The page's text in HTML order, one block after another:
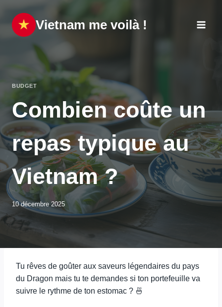
contenu
Vietnam me voilà !
BUDGET
Combien coûte un
repas typique au
Vietnam ?
10 décembre 2025
Tu rêves de goûter aux saveurs légendaires du pays
du Dragon mais tu te demandes si ton portefeuille va
suivre le rythme de ton estomac ? 🍜